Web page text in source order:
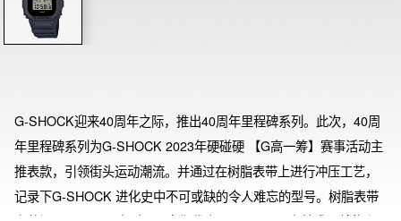
G-SHOCK迎来40周年之际，推出40周年里程碑系列。此次，40周
年里程碑系列为G-SHOCK 2023年硬碰硬 【G高一筹】赛事活动主
推表款，引领街头运动潮流。并通过在树脂表带上进行冲压工艺，
记录下G-SHOCK 进化史中不可或缺的令人难忘的型号。树脂表带